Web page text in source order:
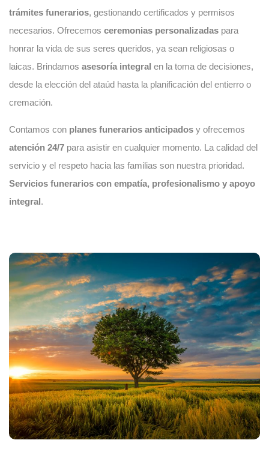
trámites funerarios, gestionando certificados y permisos
necesarios. Ofrecemos ceremonias personalizadas para
honrar la vida de sus seres queridos, ya sean religiosas o
laicas. Brindamos asesoría integral en la toma de decisiones,
desde la elección del ataúd hasta la planificación del entierro o
cremación.
Contamos con planes funerarios anticipados y ofrecemos
atención 24/7 para asistir en cualquier momento. La calidad del
servicio y el respeto hacia las familias son nuestra prioridad.
Servicios funerarios con empatía, profesionalismo y apoyo
integral.